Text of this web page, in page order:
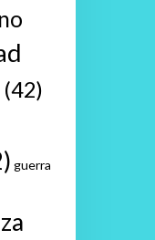
(42)
guerra